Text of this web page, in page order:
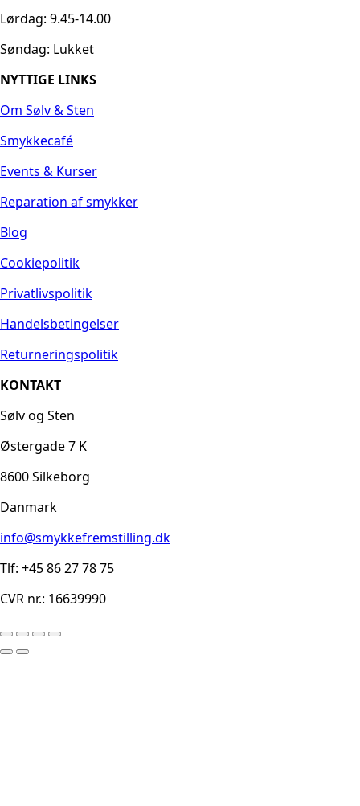
Lørdag: 9.45-14.00
Søndag: Lukket
NYTTIGE LINKS
Om Sølv & Sten
Smykkecafé
Events & Kurser
Reparation af smykker
Blog
Cookiepolitik
Privatlivspolitik
Handelsbetingelser
Returneringspolitik
KONTAKT
Sølv og Sten
Østergade 7 K
8600 Silkeborg
Danmark
info@smykkefremstilling.dk
Tlf: +45 86 27 78 75
CVR nr.: 16639990